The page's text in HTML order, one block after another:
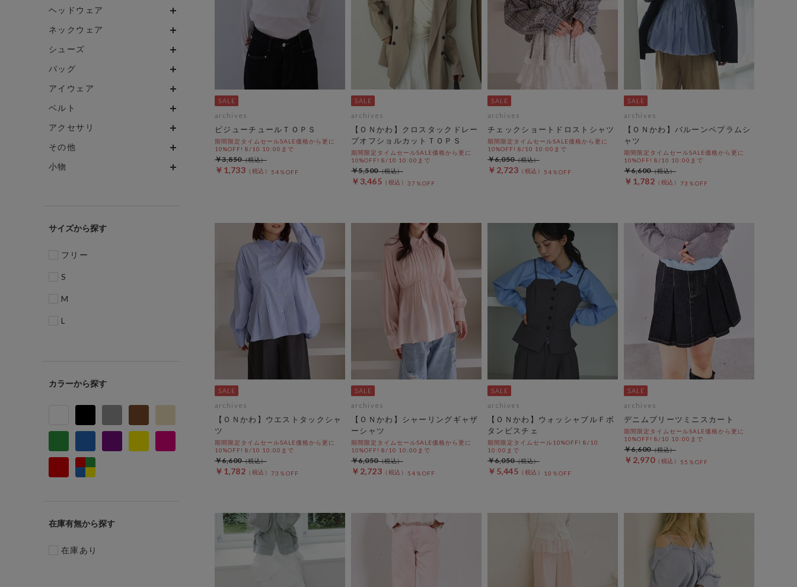
ヘッドウェア
ネックウェア
シューズ
バッグ
アイウェア
ベルト
アクセサリ
その他
小物
サイズ
フリー
S
M
L
カラー
在庫有無
在庫あり
archives
ビジューチュールＴＯＰＳ
期間限定タイムセールSALE価格から更に
10%OFF! 8/10 10:00まで
￥1,733 54％OFF
￥3,850
archives
【ＯＮかわ】クロスタックドレー
プオフショルカットＴＯＰＳ
期間限定タイムセールSALE価格から更に
10%OFF! 8/10 10:00まで
￥3,465 37％OFF
￥5,500
archives
チェックショートドロストシャツ
期間限定タイムセールSALE価格から更に
10%OFF! 8/10 10:00まで
￥2,723 54％OFF
￥6,050
archives
【ＯＮかわ】バルーンペプラムシ
ャツ
期間限定タイムセールSALE価格から更に
10%OFF! 8/10 10:00まで
￥1,782 73％OFF
￥6,600
archives
【ＯＮかわ】ウエストタックシャ
ツ
期間限定タイムセールSALE価格から更に
10%OFF! 8/10 10:00まで
￥1,782 73％OFF
￥6,600
archives
【ＯＮかわ】シャーリングギャザ
ーシャツ
期間限定タイムセールSALE価格から更に
10%OFF! 8/10 10:00まで
￥2,723 54％OFF
￥6,050
archives
【ＯＮかわ】ウォッシャブルＦボ
タンビスチェ
期間限定タイムセール10%OFF! 8/10
10:00まで
￥5,445 10％OFF
￥6,050
archives
デニムプリーツミニスカート
期間限定タイムセールSALE価格から更に
10%OFF! 8/10 10:00まで
￥2,970 55％OFF
￥6,600